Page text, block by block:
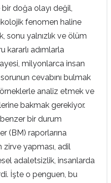
doğa olayı değil,
fenomen haline
sonu yalnızlık ve ölüm
kararlı adımlarla
milyonlarca insan
cevabını bulmak
analiz etmek ve
bakmak gerekiyor.
bir durum
(BM) raporlarına
zirve yapması, adil
adaletsizlik, insanlarda
İşte o penguen, bu